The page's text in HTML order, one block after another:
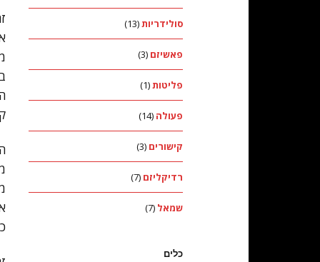
סולידריות(13)
פאשיזם (3)
פליטות(1)
פעולה (14)
קישורים (3)
רדיקליזם (7)
שמאל (7)
כלים